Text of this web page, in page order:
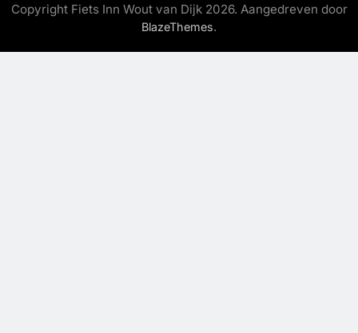
Copyright Fiets Inn Wout van Dijk 2026. Aangedreven door
BlazeThemes.